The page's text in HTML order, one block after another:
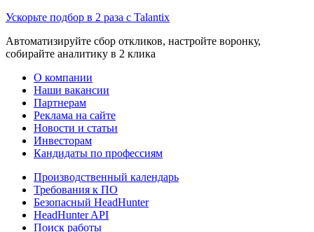
Ускорьте подбор в 2 раза с Talantix
Автоматизируйте сбор откликов, настройте воронку,
собирайте аналитику в 2 клика
О компании
Наши вакансии
Партнерам
Реклама на сайте
Новости и статьи
Инвесторам
Кандидаты по профессиям
Производственный календарь
Требования к ПО
Безопасный HeadHunter
HeadHunter API
Поиск работы